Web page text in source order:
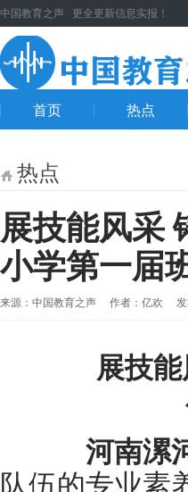
中国教育之声 更全更新信息实报！
首页 热点
热点
展技能风采
小学第一届
来源：中国教育之声 作者：亿欢
展技
河南漯
队伍的专业素